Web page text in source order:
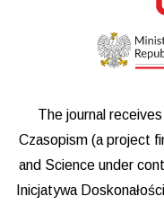
The journal
Czasopism (a project
and Science under
Inicjatywa